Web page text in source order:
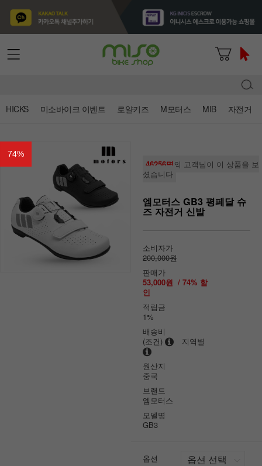
HICKS 미소바이크 이벤트 로얄키즈 M모터스 MIB 자전거
74%
46256명의 고객님이 이 상품을 보
셨습니다
엠모터스 GB3 평페달 슈
즈 자전거 신발
소비자가
200,000원
판매가
53,000원 / 74% 할
인
적립금
1%
배송비
(조건)
지역별
원산지
중국
브랜드
엠모터스
모델명
GB3
옵션